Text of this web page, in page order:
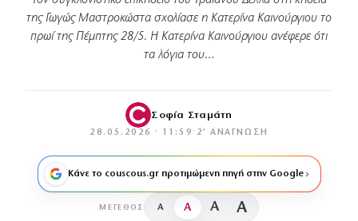
της Γωγώς Μαστροκώστα σχολίασε η Κατερίνα Καινούργιου το
πρωί της Πέμπτης 28/5. Η Κατερίνα Καινούργιου ανέφερε ότι
τα λόγια του…
Σοφία Σταμάτη
28.05.2026 · 11:59 · 2′ ΑΝΆΓΝΩΣΗ
Κάνε το couscous.gr προτιμώμενη πηγή στην Google
ΜΈΓΕΘΟΣ A A A A